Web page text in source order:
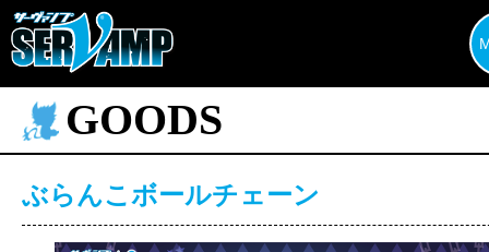
GOODS
ぶらんこボールチェーン